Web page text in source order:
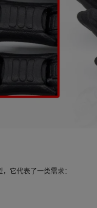
它代表了一类需求：